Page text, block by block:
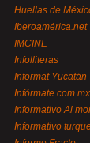
Huellas de
Iberoamérica.net
IMCINE
Infolliteras
Informat Yucatán
Infórmate.com.mx
Informativo Al
Informativo